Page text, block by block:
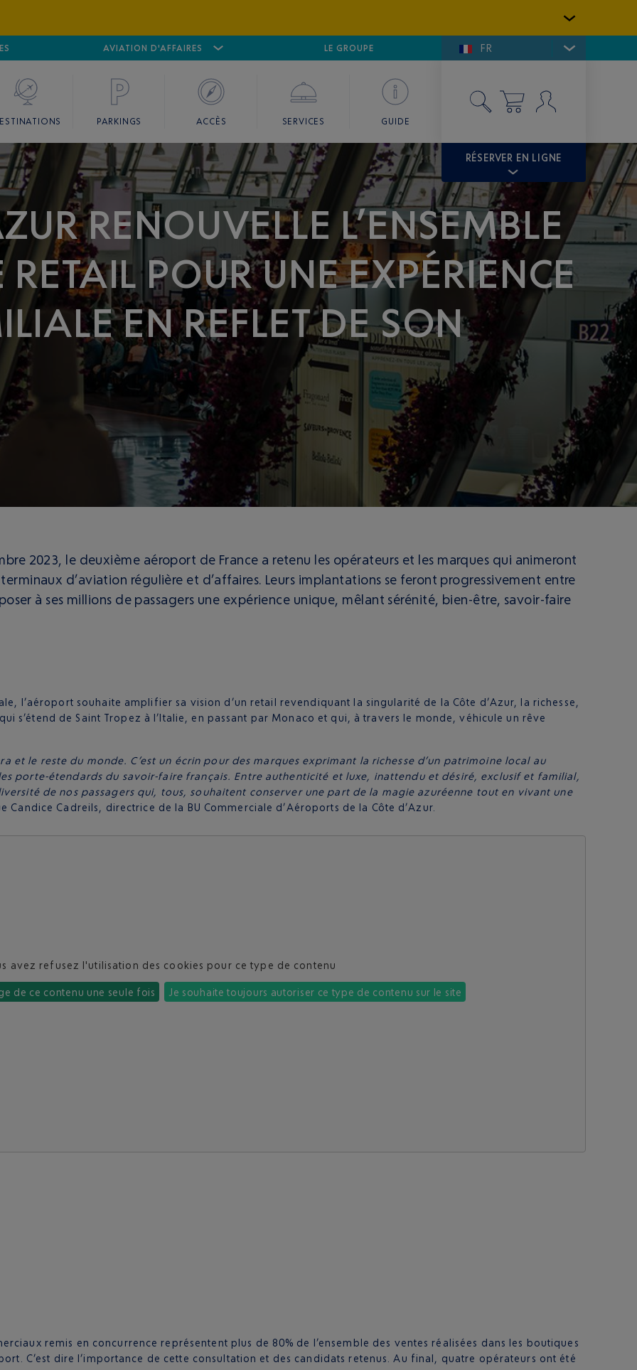
AVIATION D'AFFAIRES
CANNES MANDELIEU GOLFE DE SAINT-TROPEZ
LE GROUPE FR
PARKINGS ACCÈS SERVICES GUIDE
RÉSERVER EN LIGNE
RENOUVELLE L’ENSEMBLE
POUR UNE EXPÉRIENCE
EN REFLET DE SON
2023, le deuxième aéroport de France a retenu les opérateurs et les marques qui animeront
d’aviation régulière et d’affaires. Leurs implantations se feront progressivement entre
à ses millions de passagers une expérience unique, mêlant sérénité, bien-être, savoir-faire
l’aéroport souhaite amplifier sa vision d’un retail revendiquant la singularité de la Côte d’Azur, la richesse,
s’étend de Saint Tropez à l’Italie, en passant par Monaco et qui, à travers le monde, véhicule un rêve
et le reste du monde. C’est un écrin pour des marques exprimant la richesse d’un patrimoine local au
porte-étendards du savoir-faire français. Entre authenticité et luxe, inattendu et désiré, exclusif et familial,
de nos passagers qui, tous, souhaitent conserver une part de la magie azuréenne tout en vivant une
Candice Cadreils, directrice de la BU Commerciale d’Aéroports de la Côte d’Azur.
avez refusez l'utilisation des cookies pour ce type de contenu
de ce contenu une seule fois Je souhaite toujours autoriser ce type de contenu sur le site
remis en concurrence représentent plus de 80% de l’ensemble des ventes réalisées dans les boutiques
C’est dire l’importance de cette consultation et des candidats retenus. Au final, quatre opérateurs ont été